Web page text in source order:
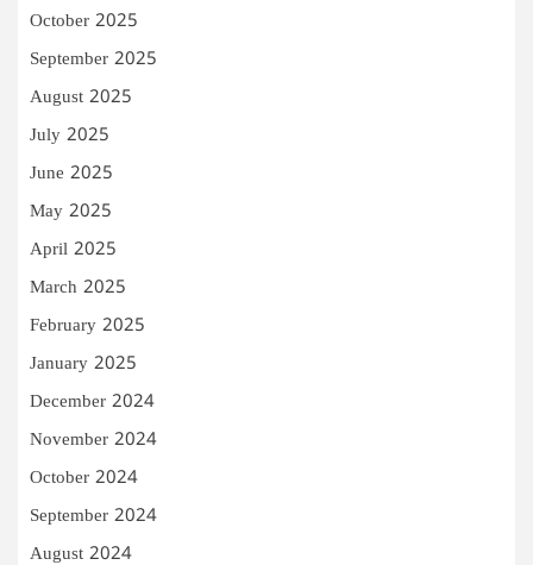
October 2025
September 2025
August 2025
July 2025
June 2025
May 2025
April 2025
March 2025
February 2025
January 2025
December 2024
November 2024
October 2024
September 2024
August 2024